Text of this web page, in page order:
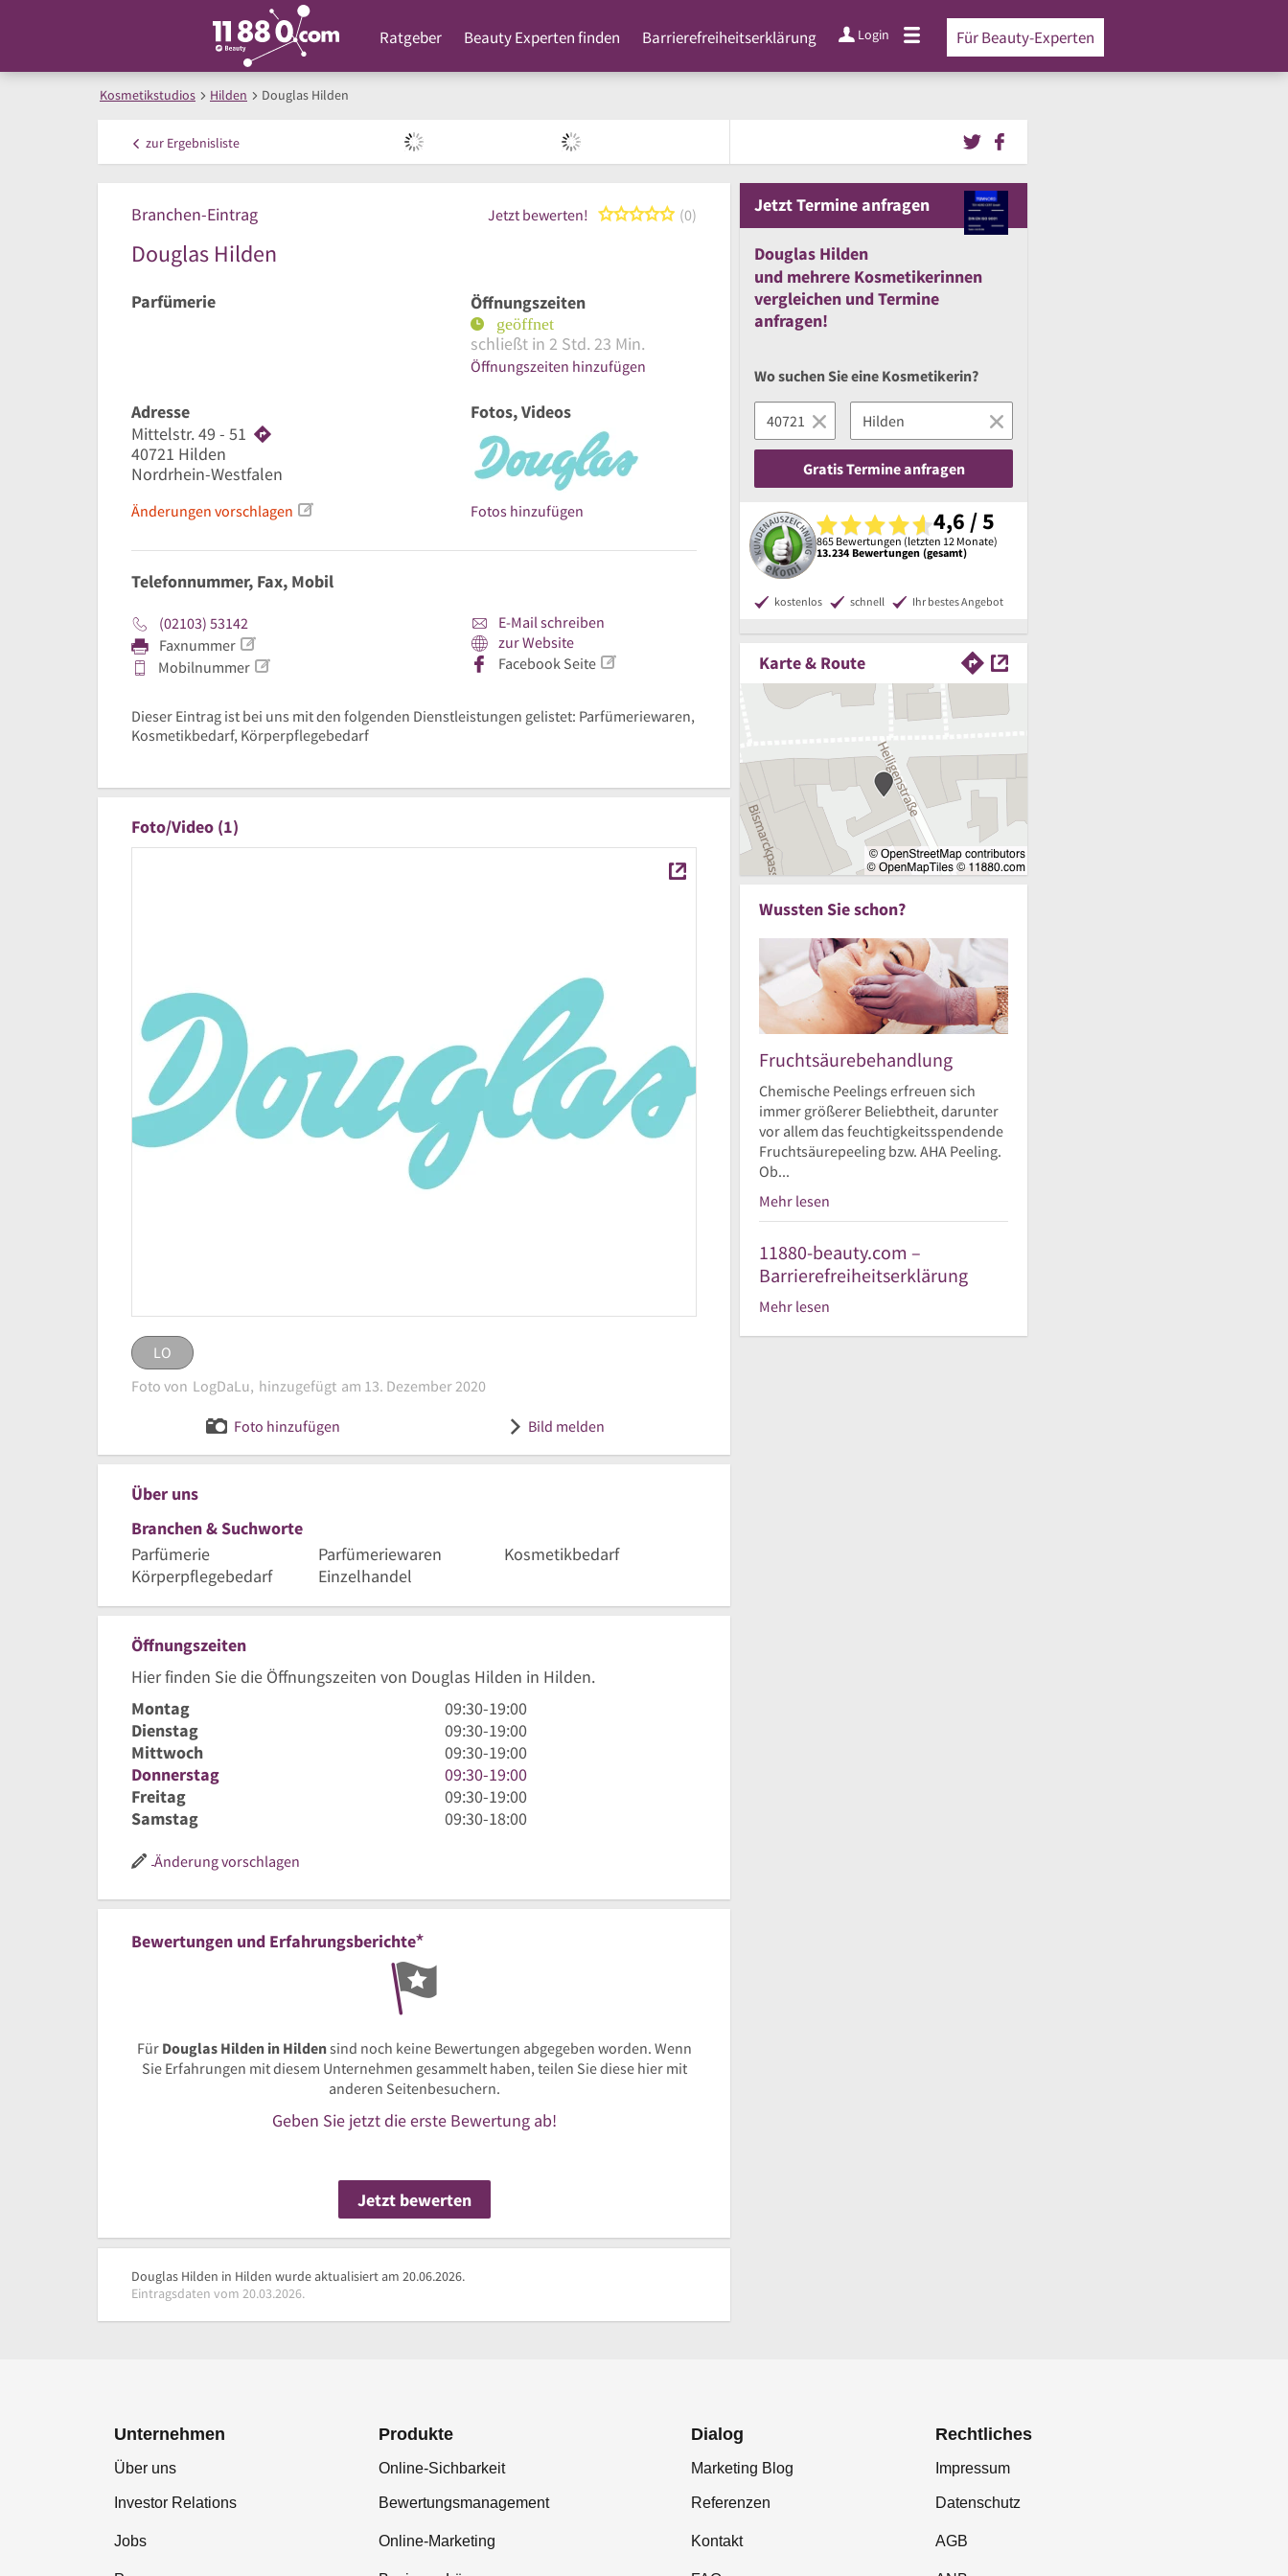
Ratgeber Beauty Experten finden Barrierefreiheitserklärung Login Für Beauty-Experten
Kosmetikstudios Hilden Douglas Hilden
zur Ergebnisliste
Branchen-Eintrag Jetzt bewerten! 0 von 5 Sternen
0
Douglas Hilden
Parfümerie
Öffnungszeiten
schließt in 2 Std. 23 Min.
Öffnungszeiten hinzufügen
Adresse
Mittelstr. 49 - 51
40721 Hilden
Nordrhein-Westfalen
Änderungen vorschlagen
Fotos, Videos
Fotos hinzufügen
Telefonnummer, Fax, Mobil
(02103) 53142
Faxnummer
Mobilnummer
E-Mail schreiben
zur Website
Facebook Seite
Dieser Eintrag ist bei uns mit den folgenden Dienstleistungen gelistet: Parfümeriewaren,
Kosmetikbedarf, Körperpflegebedarf
Foto/Video (1)
Logo Parfümerie Douglas Deutschland GmbH
LO
LO
Foto von LogDaLu, hinzugefügt am 13. Dezember 2020
Foto hinzufügen Bild melden
Über uns
Branchen & Suchworte
Parfümerie
Parfümeriewaren
Kosmetikbedarf
Körperpflegebedarf
Einzelhandel
Öffnungszeiten
Hier finden Sie die Öffnungszeiten von Douglas Hilden in Hilden.
Montag
9
Uhr
30
bis
19
Uhr
09:30-19:00
Dienstag
9
Uhr
30
bis
19
09:30-19:00
Mittwoch
9
Uhr
30
bis
09:30-19:00
Donnerstag
9
Uhr
30
09:30-19:00
Freitag
9
Uhr
Uhr
09:30-19:00
Samstag
9
18
09:30-18:00
Änderung vorschlagen
Bewertungen und Erfahrungsberichte*
Für Douglas Hilden in Hildensind noch keine Bewertungen abgegeben worden. Wenn
Sie Erfahrungen mit diesem Unternehmen gesammelt haben, teilen Sie diese hier mit
anderen Seitenbesuchern.
Geben Sie jetzt die erste Bewertung ab!
Jetzt bewerten
Douglas Hilden in Hilden wurde aktualisiert am 20.06.2026.
Eintragsdaten vom 20.03.2026.
JetztTermine anfragen
Douglas Hilden
und mehrere Kosmetikerinnen
vergleichen undTermine
anfragen!
Wo suchen Sie eine Kosmetikerin?
Gratis Termine anfragen
4,6 / 5
865 Bewertungen (letzten 12 Monate)
13.234 Bewertungen (gesamt)
kostenlos schnell Ihr bestes Angebot
Karte & Route
Wussten Sie schon?
Fruchtsäurebehandlung
Chemische Peelings erfreuen sich
immer größerer Beliebtheit, darunter
vor allem das feuchtigkeitsspendende
Fruchtsäurepeeling bzw. AHA Peeling.
Ob...
Mehr lesen
11880-beauty.com –
Barrierefreiheitserklärung
Mehr lesen
Unternehmen
Über uns
Investor Relations
Jobs
Produkte
Online-Sichbarkeit
Bewertungsmanagement
Online-Marketing
Dialog
Marketing Blog
Referenzen
Kontakt
Rechtliches
Impressum
Datenschutz
AGB